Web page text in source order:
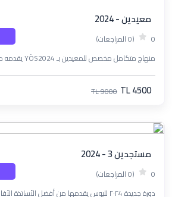
معيدين - 2024
0 (0 المراجعات)
منهاج متكامل مخصص للمعيدين بـ YÖS2024 يقدمه من أفضل الاساتذة الأكفاء
TL 4500
TL 9000
مستجدين 3 - 2024
0 (0 المراجعات)
دورة جديدة ٢٠٢4 لليوس يقدمها من أفضل الأساتذة الأفاضل في تركيا